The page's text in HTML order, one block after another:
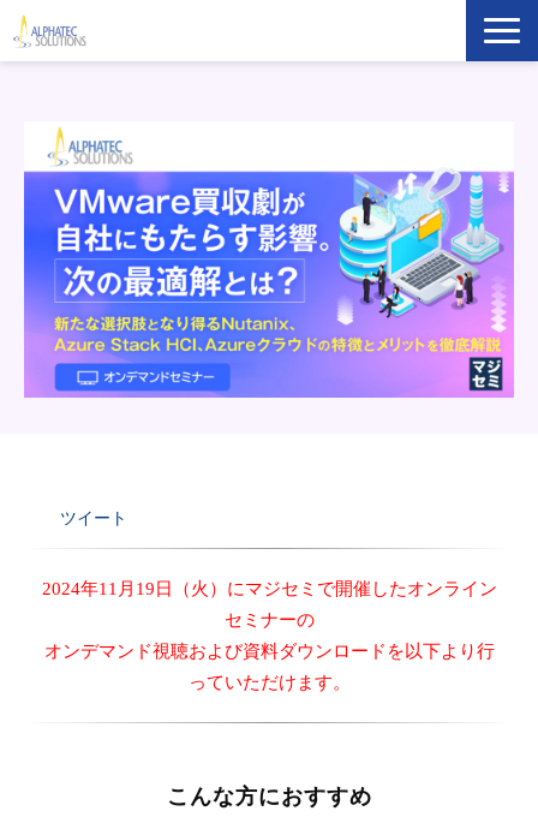
導入事例
イベント・セミナー
ブログ
ATS Newsletter購読登録
ツイート
2024年11月19日（火）にマジセミで開催したオンライン
セミナーの
オンデマンド視聴および資料ダウンロードを以下より行
っていただけます。
こんな方におすすめ